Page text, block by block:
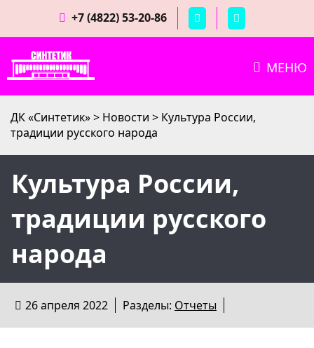
+7 (4822) 53-20-86
МЕНЮ
ДК «Синтетик»> Новости > Культура России,
традиции русского народа
Культура России,
традиции русского
народа
26 апреля 2022 Разделы: Отчеты